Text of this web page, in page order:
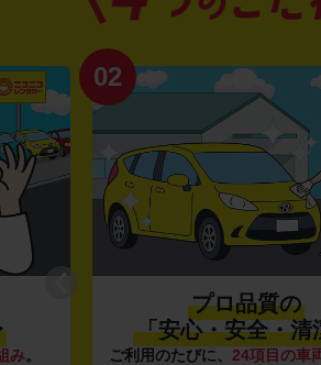
み。
02
プロ品質の
「安心・安全・清
ご利用のたびに、 24項目の車